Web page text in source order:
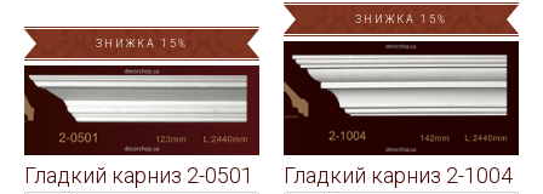
ЗНИЖКА 15%
Гладкий карниз 2-0501
ЗНИЖКА 15%
Гладкий карниз 2-1004